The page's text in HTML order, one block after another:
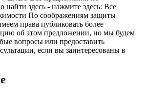
здесь - нажмите здесь: Все
По соображениям защиты
права публиковать более
об этом предложении, но мы будем
вопросы или предоставить
если вы заинтересованы в